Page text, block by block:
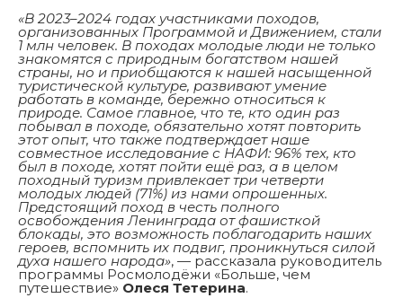
«В 2023–2024 годах участниками походов,
организованных Программой и Движением, стали
1 млн человек. В походах молодые люди не только
знакомятся с природным богатством нашей
страны, но и приобщаются к нашей насыщенной
туристической культуре, развивают умение
работать в команде, бережно относиться к
природе. Самое главное, что те, кто один раз
побывал в походе, обязательно хотят повторить
этот опыт, что также подтверждает наше
совместное исследование с НАФИ: 96% тех, кто
был в походе, хотят пойти ещё раз, а в целом
походный туризм привлекает три четверти
молодых людей (71%) из нами опрошенных.
Предстоящий поход в честь полного
освобождения Ленинграда от фашисткой
блокады, это возможность поблагодарить наших
героев, вспомнить их подвиг, проникнуться силой
духа нашего народа», — рассказала руководитель
программы Росмолодёжи «Больше, чем
путешествие» Олеся Тетерина.